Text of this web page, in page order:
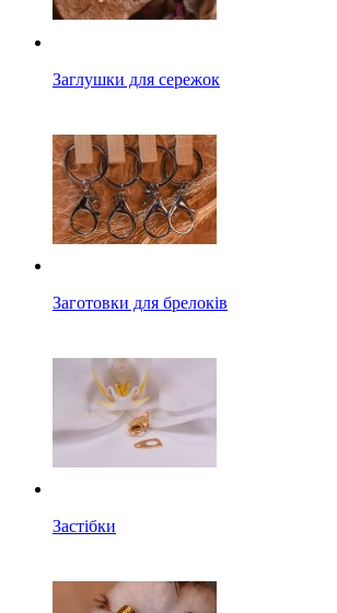
Заглушки для сережок
Заготовки для брелоків
Застібки